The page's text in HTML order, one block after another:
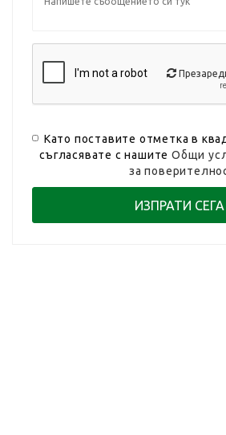
Като поставите отметка в
съгласявате с нашитеОбщи
за